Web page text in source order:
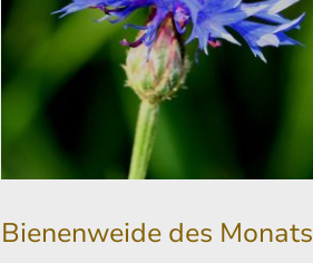
Bienenweide des Monats